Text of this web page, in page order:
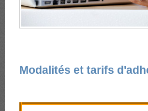
Modalités et tarifs